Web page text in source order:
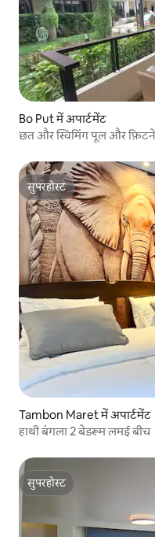
Bo Put में अपार्टमेंट
छत और स्विमिंग
सुपरहोस्ट
सुपरहोस्ट
Tambon Maret में अपार्टमेंट
हाथी बंगला 2 बेडरूम लमई बीच
सुपरहोस्ट
सुपरहोस्ट